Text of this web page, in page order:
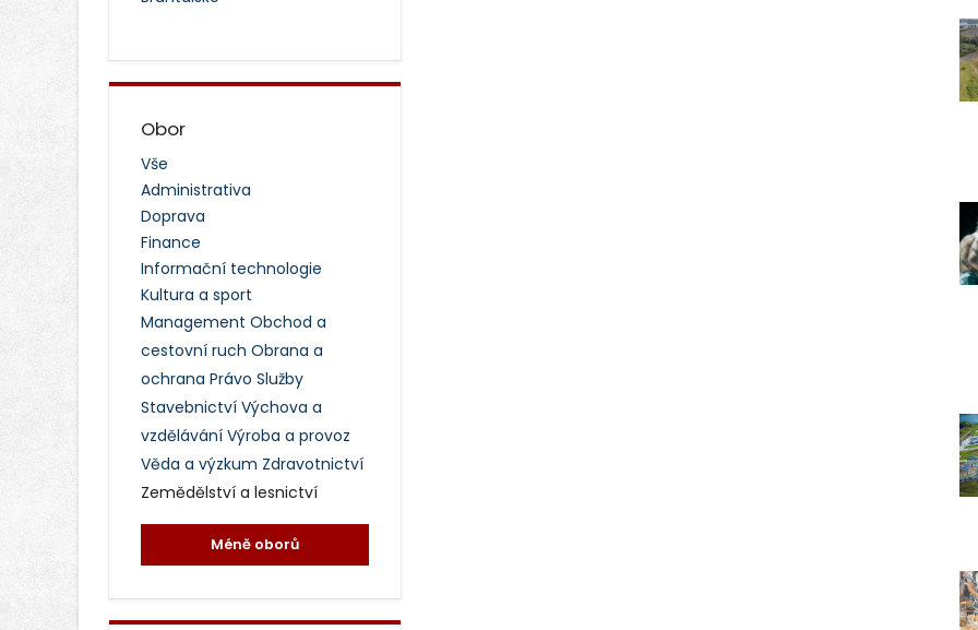
Obor
Vše
Administrativa
Doprava
Finance
Informační technologie
Kultura a sport
Management Obchod a
cestovní ruch Obrana a
ochrana Právo Služby
Stavebnictví Výchova a
vzdělávání Výroba a provoz
Věda a výzkum Zdravotnictví
Zemědělství a lesnictví
Méně oborů